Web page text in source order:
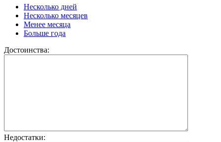
Несколько дней
Несколько месяцев
Менее месяца
Больше года
Достоинства:
Недостатки: